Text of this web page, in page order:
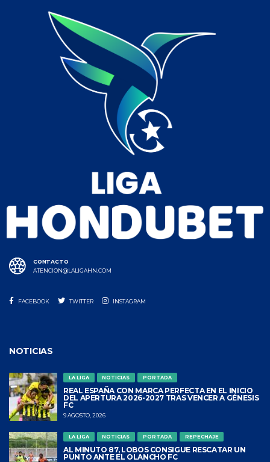
CONTACTO
ATENCION@LALIGAHN.COM
FACEBOOK TWITTER INSTAGRAM
NOTICIAS
LA LIGA NOTICIAS PORTADA
REAL ESPAÑA CON MARCA PERFECTA EN EL INICIO
DEL APERTURA 2026-2027 TRAS VENCER A GÉNESIS
FC
9 AGOSTO, 2026
LA LIGA NOTICIAS PORTADA REPECHAJE
AL MINUTO 87, LOBOS CONSIGUE RESCATAR UN
PUNTO ANTE EL OLANCHO FC